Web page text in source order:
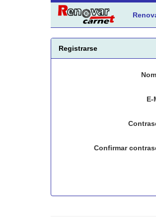
Registrarse
E-
Confirmar